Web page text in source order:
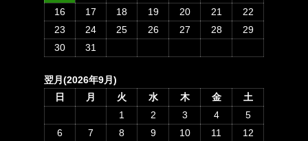
16
17 18 19 20 21
22
23
24 25 26 27 28
29
30
31
翌月(2026年9月)
日
月 火 水 木 金
土
1
2 3 4
5
6
7 8 9 10 11
12